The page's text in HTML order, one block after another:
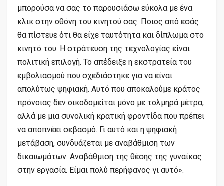
μπορούσα να σας το παρουσιάσω εύκολα με ένα
κλικ στην οθόνη του κινητού σας. Ποιος από εσάς
θα πίστευε ότι θα είχε ταυτότητα και δίπλωμα στο
κινητό του. Η στράτευση της τεχνολογίας είναι
πολιτική επιλογή. Το απέδειξε η εκστρατεία του
εμβολιασμού που σχεδιάστηκε για να είναι
απολύτως ψηφιακή. Αυτό που αποκαλούμε κράτος
πρόνοιας δεν οικοδομείται μόνο με τολμηρά μέτρα,
αλλά με μια συνολική κρατική φροντίδα που πρέπει
να αποπνέει σεβασμό. Γι αυτό και η ψηφιακή
μετάβαση, συνδυάζεται με αναβάθμιση των
δικαιωμάτων. Αναβάθμιση της θέσης της γυναίκας
στην εργασία. Είμαι πολύ περήφανος γι αυτό».